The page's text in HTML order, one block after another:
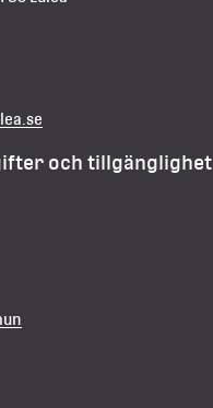
och tillgänglighet